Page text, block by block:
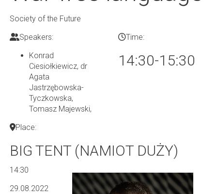
Society of the Future
Speakers:
Konrad
Ciesiołkiewicz, dr
Agata
Jastrzębowska-
Tyczkowska,
Tomasz Majewski,
Time:
14:30-15:30
Place:
BIG TENT (NAMIOT DUŻY)
14:30
29.08.2022